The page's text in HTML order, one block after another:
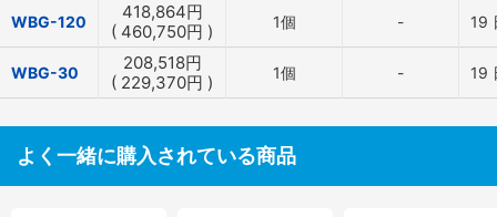
WBG-120 418,864円
( 460,750円 ) 1個 - 19
WBG-30 208,518円
( 229,370円 ) 1個 - 19
よく一緒に購入されている商品